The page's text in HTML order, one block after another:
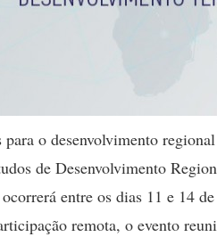
para o desenvolvimento
de Desenvolvimento
entre os dias 11 e 14
remota, o evento